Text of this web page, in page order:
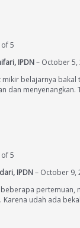
5
IPDN– October 5,
mikir belajarnya
dan menyenangkan.
5
IPDN– October 9,
beberapa pertemuan,
Karena udah ada